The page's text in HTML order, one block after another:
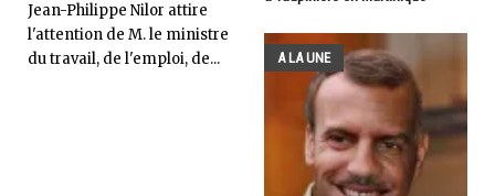
Jean-Philippe Nilor attire
l'attention de M. le ministre
du travail, de l'emploi, de...
A LA UNE